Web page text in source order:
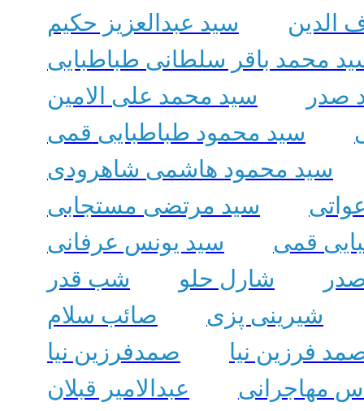
الدین
سید عبدالعزیز حکیم
محمد باقر سلطانی طباطبایی
صدر
سید محمد علی الامین
سید محمود طباطبایی قمی
سید محمود هاشمی شاهرودی
سید مرتضی مستجابی
قمی
سید یونس عرفانی
شارل حلو
شب قدر
شیرینی پزی
صائب سلام
فرزین نیا
صمدفرزین نیا
مهاجرانی
عبدالامیر قبلان